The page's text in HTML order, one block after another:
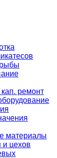
ремонт
материалы
и цехов